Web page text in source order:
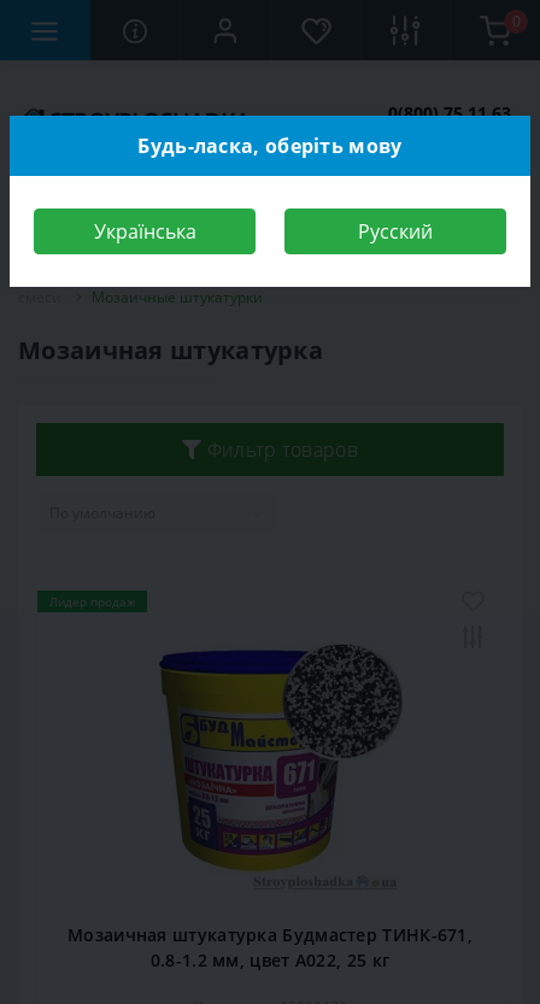
0
0(800) 75 11 63
Мозаичные штукатурки
Мозаичная штукатурка
Фильтр товаров
Лидер продаж
Мозаичная штукатурка Будмастер ТИНК-671,
0.8-1.2 мм, цвет А022, 25 кг
Будь-ласка, оберіть мову
Українська Русский